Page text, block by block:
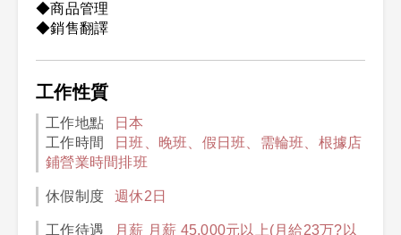
◆商品管理
◆銷售翻譯
工作性質
工作地點
日本
工作時間
日班、晚班、假日班、需輪班、根據店
鋪營業時間排班
休假制度 週休2日
工作待遇
月薪 月薪 45,000元以上(月給23万?以